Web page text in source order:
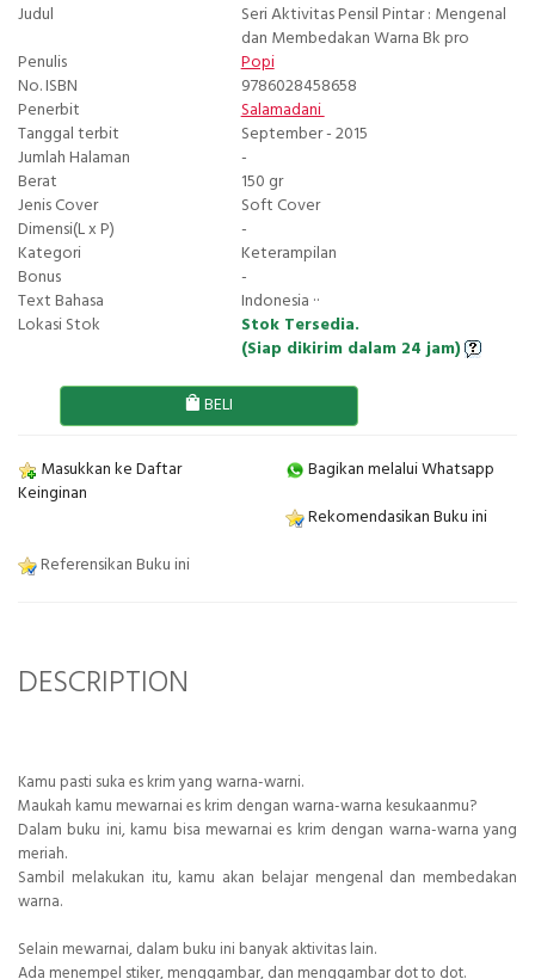
Judul
Seri Aktivitas Pensil Pintar : Mengenal
dan Membedakan Warna Bk pro
Penulis
Popi
No. ISBN
9786028458658
Penerbit
Salamadani
Tanggal terbit
September - 2015
Jumlah Halaman
-
Berat
150 gr
Jenis Cover
Soft Cover
Dimensi(L x P)
-
Kategori
Keterampilan
Bonus
-
Text Bahasa
Indonesia ··
Lokasi Stok
Stok Tersedia.
(Siap dikirim dalam 24 jam)
BELI
Masukkan ke Daftar
Keinginan
Bagikan melalui Whatsapp
Rekomendasikan Buku ini
Referensikan Buku ini
DESCRIPTION
Kamu pasti suka es krim yang warna-warni.
Maukah kamu mewarnai es krim dengan warna-warna kesukaanmu?
Dalam buku ini, kamu bisa mewarnai es krim dengan warna-warna yang
meriah.
Sambil melakukan itu, kamu akan belajar mengenal dan membedakan
warna.
Selain mewarnai, dalam buku ini banyak aktivitas lain.
Ada menempel stiker, menggambar, dan menggambar dot to dot.